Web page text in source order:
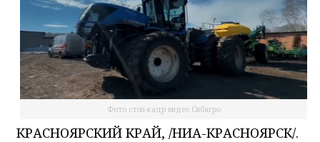
Фото стоп-кадр видео Сибагро
КРАСНОЯРСКИЙ КРАЙ, /НИА-КРАСНОЯРСК/.